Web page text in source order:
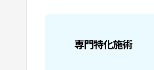
専門特化施術